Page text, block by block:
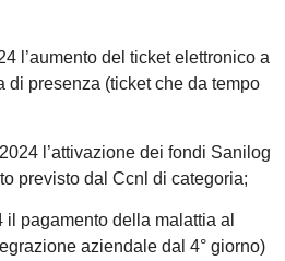
l’aumento del ticket elettronico a
di presenza (ticket che da tempo
l’attivazione dei fondi Sanilog
previsto dal Ccnl di categoria;
il pagamento della malattia al
aziendale dal 4° giorno)